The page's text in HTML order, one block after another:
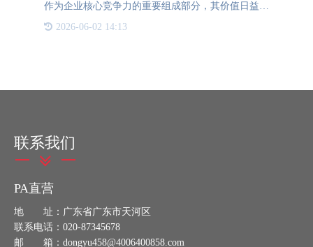
作为企业核心竞争力的重要组成部分，其价值日益凸
显。然而，随着知名品牌和产品的市场影响力不断扩
大，假冒伪劣问题也愈发严重。如何有效保护品牌权
2026-06-02 14:13
联系我们
PA直营
地 址：广东省广东市天河区
联系电话：020-87345678
邮 箱：dongyu458@4006400858.com